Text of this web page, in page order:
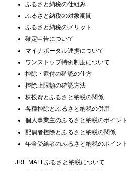
ふるさと納税の仕組み
ふるさと納税の対象期間
ふるさと納税のメリット
確定申告について
マイナポータル連携について
ワンストップ特例制度について
控除・還付の確認の仕方
控除上限額の確認方法
株投資とふるさと納税の関係
各種控除とふるさと納税の併用
個人事業主のふるさと納税のポイント
配偶者控除とふるさと納税の関係
年金受給者のふるさと納税のポイント
JRE MALLふるさと納税について